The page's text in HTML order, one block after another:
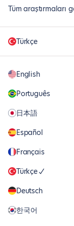
Tüm araştırmaları
Türkçe
English
Português
日本語
Español
Français
Türkçe
Deutsch
한국어